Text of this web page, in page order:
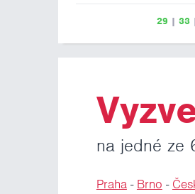
29 | 33
na jedné ze
Praha- Brno -